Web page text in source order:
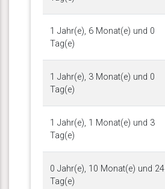
1 Jahr(e), 6 Monat(e) und 0
Tag(e)
1 Jahr(e), 3 Monat(e) und 0
Tag(e)
1 Jahr(e), 1 Monat(e) und 3
Tag(e)
0 Jahr(e), 10 Monat(e) und 24
Tag(e)